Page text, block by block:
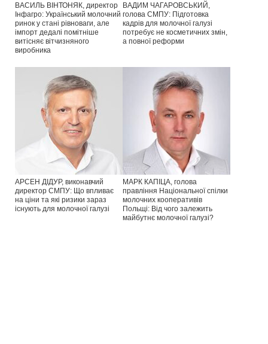
ВАСИЛЬ ВІНТОНЯК, директор
Інфагро: Український молочний
ринок у стані рівноваги, але
імпорт дедалі помітніше
витісняє вітчизняного
виробника
ВАДИМ ЧАГАРОВСЬКИЙ,
голова СМПУ: Підготовка
кадрів для молочної галузі
потребує не косметичних змін,
а повної реформи
АРСЕН ДІДУР, виконавчий
директор СМПУ: Що впливає
на ціни та які ризики зараз
існують для молочної галузі
МАРК КАПІЦА, голова
правління Національної спілки
молочних кооперативів
Польщі: Від чого залежить
майбутнє молочної галузі?